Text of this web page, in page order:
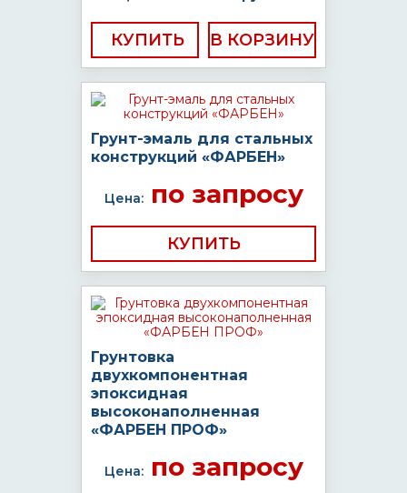
КУПИТЬ
Грунт-эмаль для стальных
конструкций «ФАРБЕН»
Цена:по запросу
КУПИТЬ
Грунтовка
двухкомпонентная
эпоксидная
высоконаполненная
«ФАРБЕН ПРОФ»
Цена:по запросу